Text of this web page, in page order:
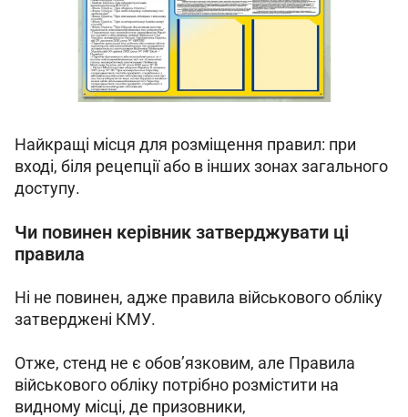
Найкращі місця для розміщення правил: при
вході, біля рецепції або в інших зонах загального
доступу.
Чи повинен керівник затверджувати ці
правила
Ні не повинен, адже правила військового обліку
затверджені КМУ.
Отже, стенд не є обов’язковим, але Правила
військового обліку потрібно розмістити на
видному місці, де призовники,